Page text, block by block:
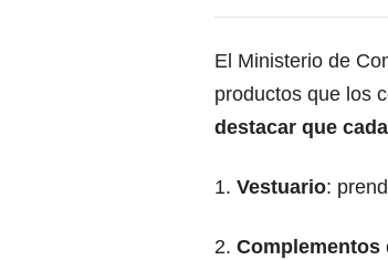
El Ministerio de
productos que los
destacar que
1. Vestuario:
2. Complementos